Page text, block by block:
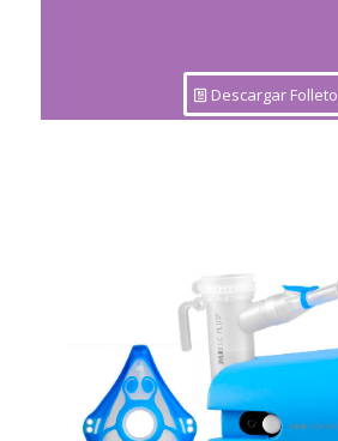
Descargar Folleto